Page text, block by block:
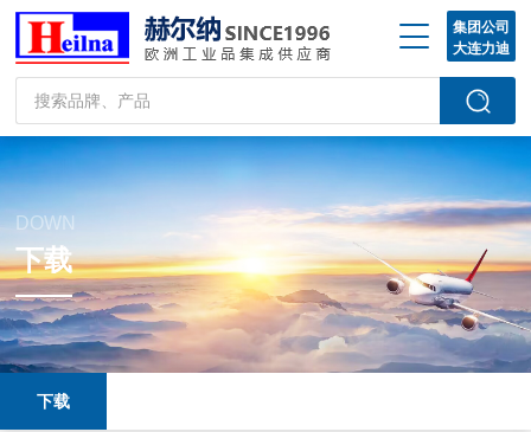
集团公司
大连力迪
DOWN
下载
下载